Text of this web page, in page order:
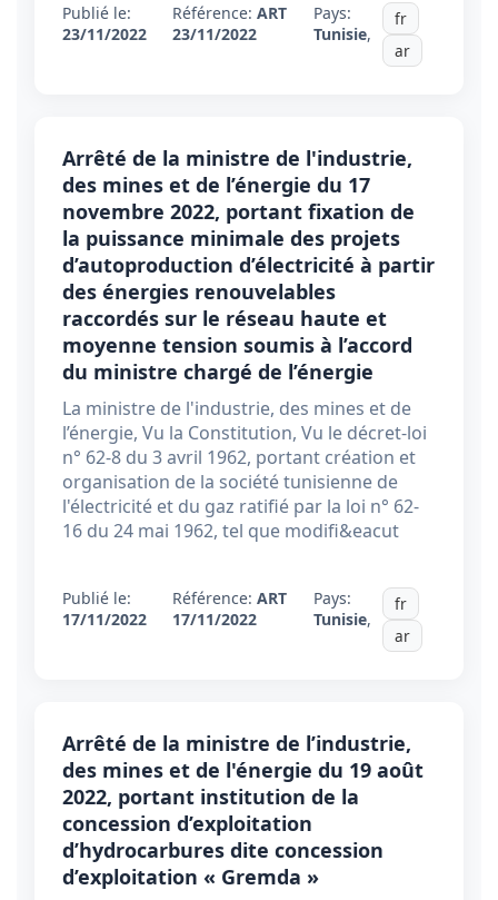
Publié le:
23/11/2022
Référence: ART
23/11/2022
Pays:
Tunisie,
fr
ar
Arrêté de la ministre de l'industrie,
des mines et de l’énergie du 17
novembre 2022, portant fixation de
la puissance minimale des projets
d’autoproduction d’électricité à partir
des énergies renouvelables
raccordés sur le réseau haute et
moyenne tension soumis à l’accord
du ministre chargé de l’énergie
La ministre de l'industrie, des mines et de
l’énergie, Vu la Constitution, Vu le décret-loi
n° 62-8 du 3 avril 1962, portant création et
organisation de la société tunisienne de
l'électricité et du gaz ratifié par la loi n° 62-
16 du 24 mai 1962, tel que modifi&eacut
Publié le:
17/11/2022
Référence: ART
17/11/2022
Pays:
Tunisie,
fr
ar
Arrêté de la ministre de l’industrie,
des mines et de l'énergie du 19 août
2022, portant institution de la
concession d’exploitation
d’hydrocarbures dite concession
d’exploitation « Gremda »